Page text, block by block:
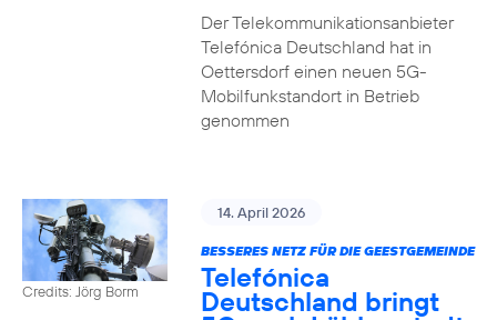
Der Telekommunikationsanbieter
Telefónica Deutschland hat in
Oettersdorf einen neuen 5G-
Mobilfunkstandort in Betrieb
genommen
Credits: Jörg Borm
14. April 2026
BESSERES NETZ FÜR DIE GEESTGEMEINDE
Telefónica
Deutschland bringt